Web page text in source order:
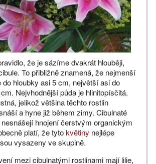
že je sázíme dvakrát hlouběji,
To přibližně znamená, že nejmenší
hloubky asi 5 cm, největší asi do
Nejvhodnější půda je hlinitopísčitá.
jelikož většina těchto rostlin
a hyne již během zimy. Cibulnaté
hnojení čerstvým organickým
platí, že tytokvětiny nejlépe
vysazeny ve skupině.
mezi cibulnatými rostlinami mají lilie,